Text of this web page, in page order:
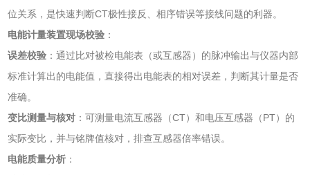
位关系，是快速判断CT极性接反、相序错误等接线问题的利器。
电能计量装置现场校验 ‌：
误差校验 ‌：通过比对被检电能表（或互感器）的脉冲输出与仪器内部
标准计算出的电能值，直接得出电能表的相对误差，判断其计量是否
准确。
变比测量与核对 ‌：可测量电流互感器（CT）和电压互感器（PT）的
实际变比，并与铭牌值核对，排查互感器倍率错误。
电能质量分析 ‌：